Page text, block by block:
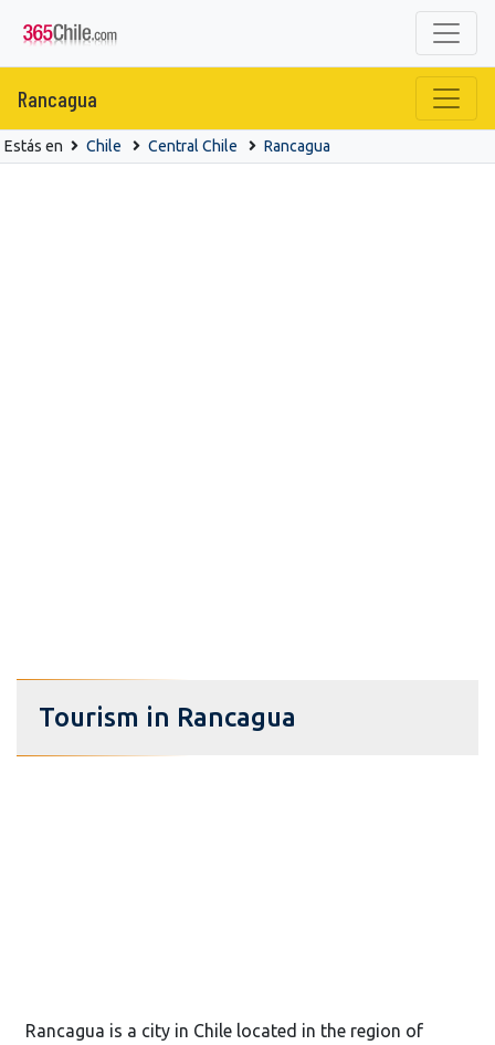
Rancagua
Estás en Chile Central Chile Rancagua
Tourism in Rancagua
Rancagua is a city in Chile located in the region of